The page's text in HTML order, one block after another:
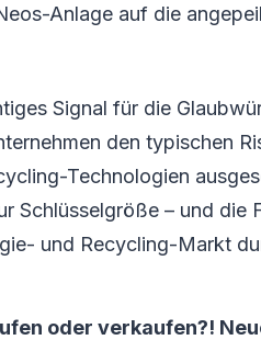
Anlage auf die
Signal für die
den typischen
Technologien
Schlüsselgröße – und die
und Recycling-Markt
oder verkaufen?!